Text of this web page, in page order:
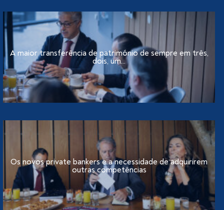
A maior transferência de património de sempre em três,
dois, um...
Os novos private bankers e a necessidade de adquirirem
outras competências